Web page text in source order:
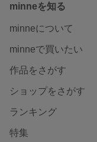
minneを知る
minneについて
minneで買いたい
作品をさがす
ショップをさがす
ランキング
特集